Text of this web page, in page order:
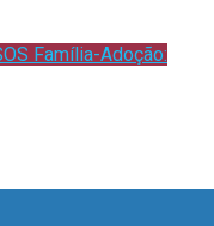
Família-Adoção: